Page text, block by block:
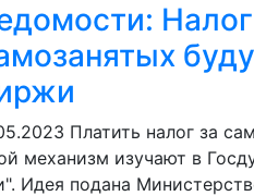
Налог
Платить налог за
механизм изучают в
Идея подана